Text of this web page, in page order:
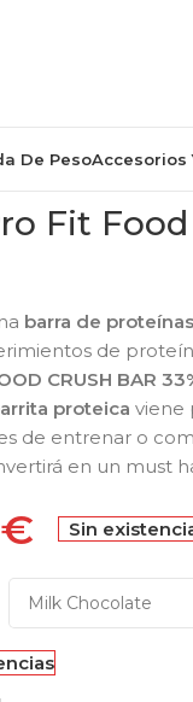
De PesoAccesorios
Fit
barra de proteínas
de
CRUSH BAR
proteica viene
de entrenar o
en un must
€ Sin